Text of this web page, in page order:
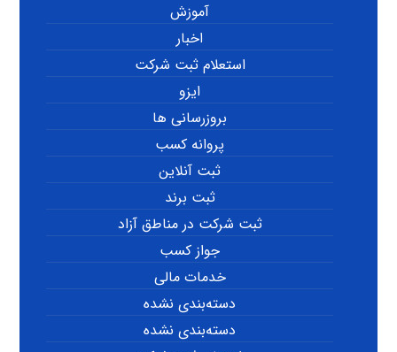
آموزش
اخبار
استعلام ثبت شرکت
ایزو
بروزرسانی ها
پروانه کسب
ثبت آنلاین
ثبت برند
ثبت شرکت در مناطق آزاد
جواز کسب
خدمات مالی
دسته‌بندی نشده
دسته‌بندی نشده